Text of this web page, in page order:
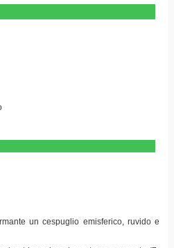
un cespuglio emisferico, ruvido e